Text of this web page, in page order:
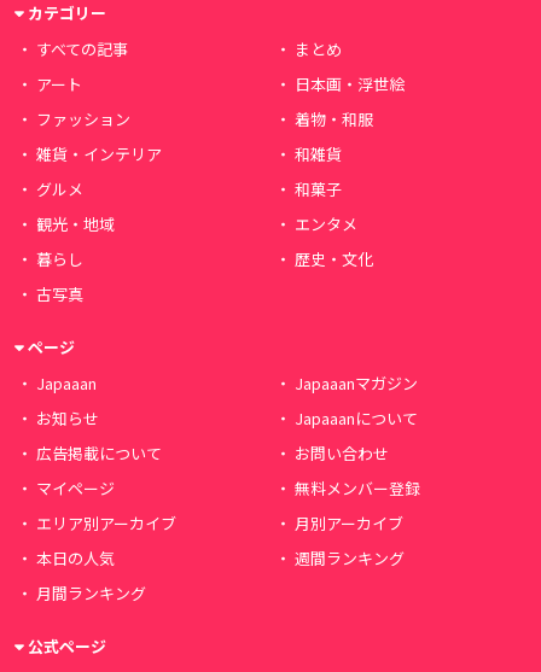
カテゴリー
すべての記事
まとめ
アート
日本画・浮世絵
ファッション
着物・和服
雑貨・インテリア
和雑貨
グルメ
和菓子
観光・地域
エンタメ
暮らし
歴史・文化
古写真
ページ
Japaaan
Japaaanマガジン
お知らせ
Japaaanについて
広告掲載について
お問い合わせ
マイページ
無料メンバー登録
エリア別アーカイブ
月別アーカイブ
本日の人気
週間ランキング
月間ランキング
公式ページ